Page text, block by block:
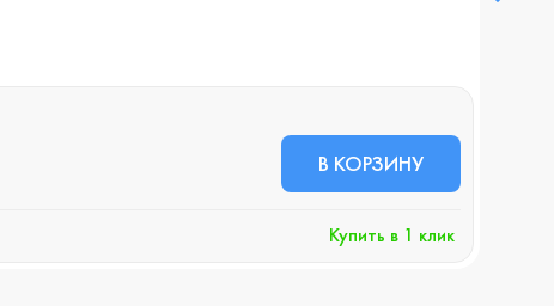
В КОРЗИНУ
Купить в 1 клик